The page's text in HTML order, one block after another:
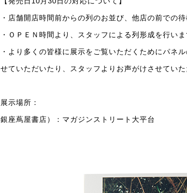
・店舗開店時間前からの列のお並び、他店の前での
・ＯＰＥＮ時間より、スタッフによる列形成を行いま
・より多くの皆様に展示をご覧いただくためにパネ
せていただいたり、スタッフよりお声がけさせてい
展示場所：
銀座蔦屋書店）：マガジンストリート大平台